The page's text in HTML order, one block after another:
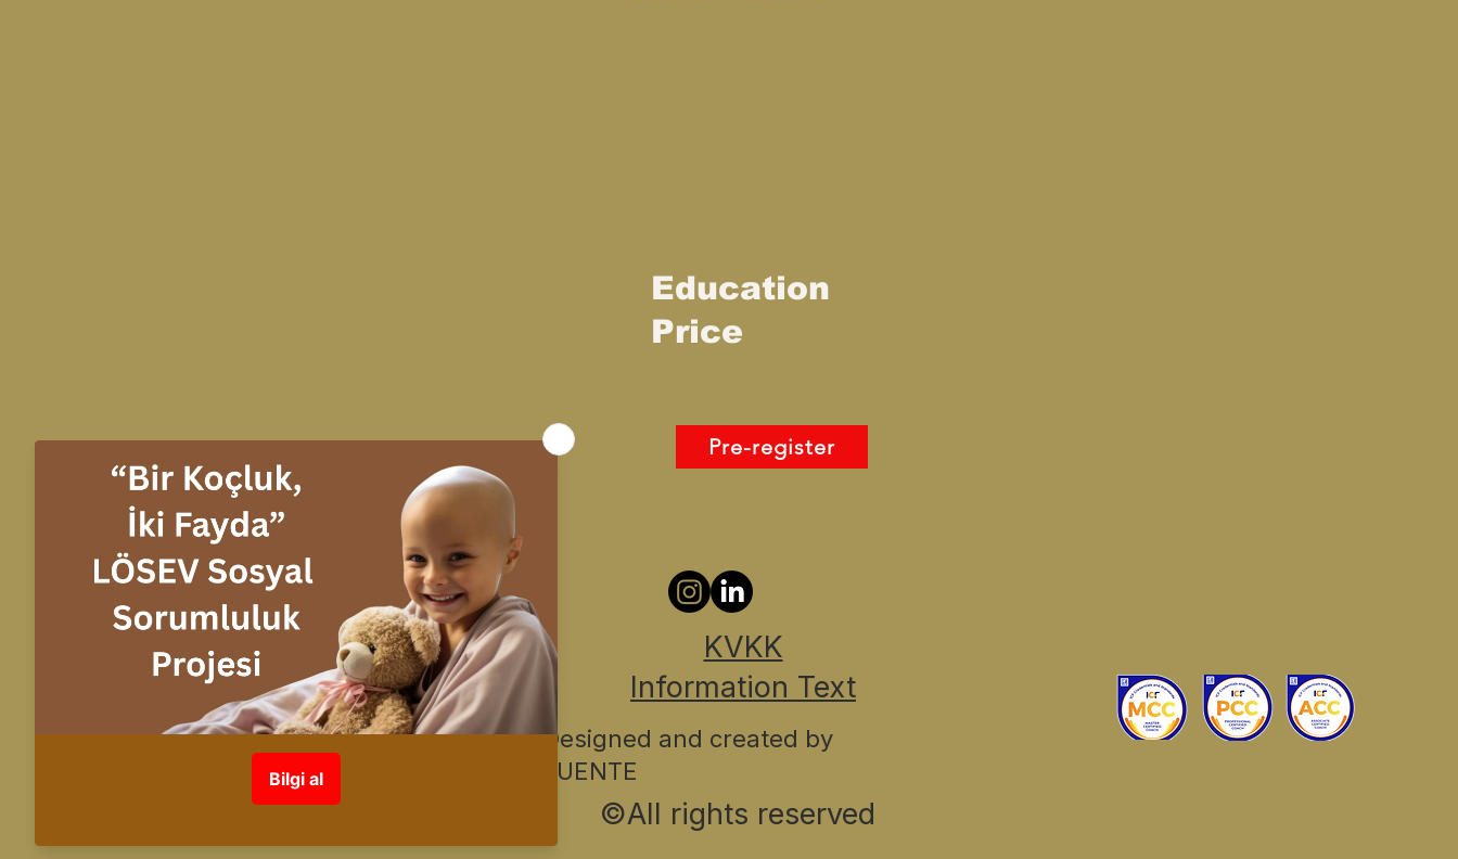
Education
Price
Pre-register
info@fuente.com.tr
+90 530 548 30 26
+90 532 243 89 91
KVKK
Information Text
Designed and created by
FUENTE
©️All rights reserved